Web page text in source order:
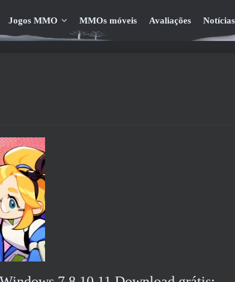
Jogos MMO MMOs móveis Avaliações Notícias